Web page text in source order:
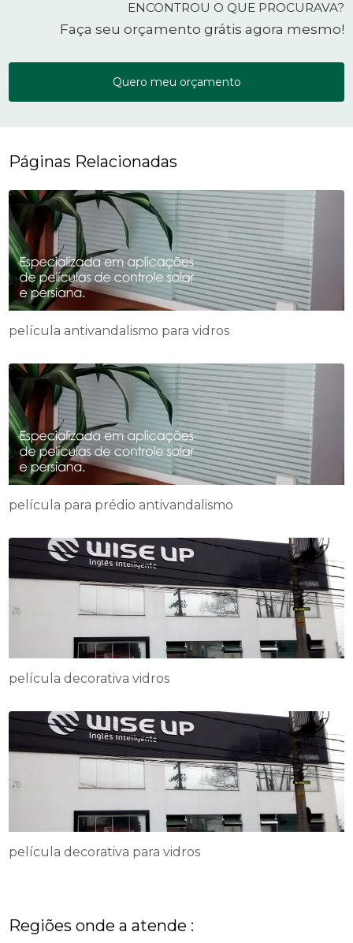
ENCONTROU O QUE PROCURAVA?
Faça seu orçamento grátis agora mesmo!
Quero meu orçamento
Páginas Relacionadas
película antivandalismo para vidros
película para prédio antivandalismo
película decorativa vidros
película decorativa para vidros
Regiões onde a atende :